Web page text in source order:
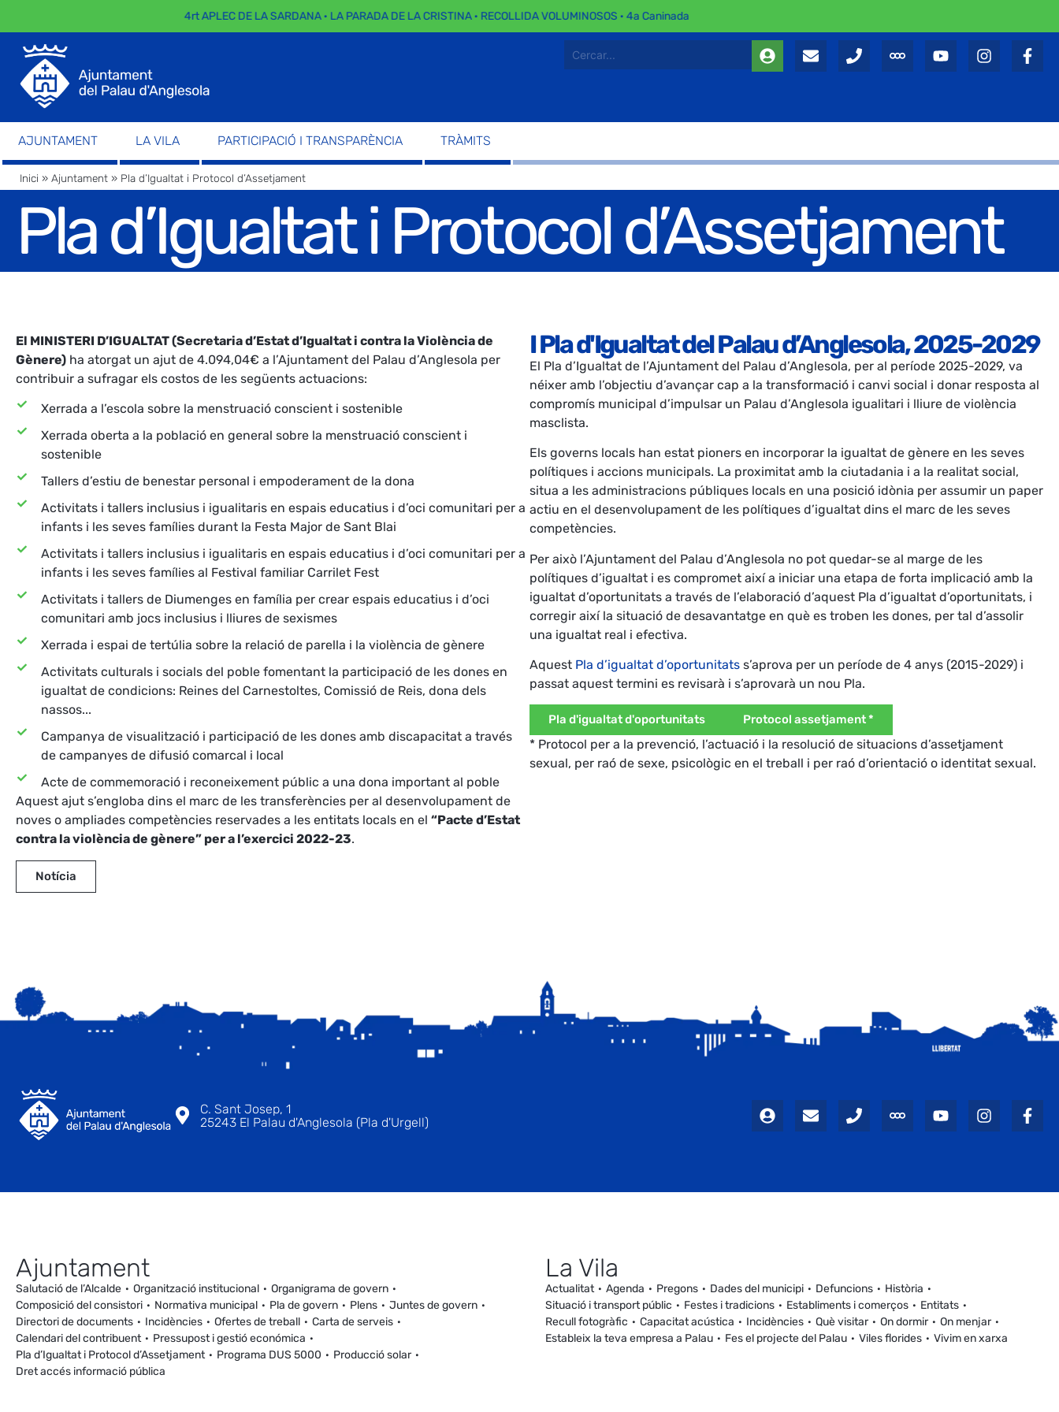
4rt APLEC DE LA SARDANA · LA PARADA DE LA CRISTINA · RECOLLIDA VOLUMINOSOS · 4a Caninada
AJUNTAMENT LA VILA PARTICIPACIÓ I TRANSPARÈNCIA TRÀMITS
Inici » Ajuntament » Pla d’Igualtat i Protocol d’Assetjament
Pla d’Igualtat i Protocol d’Assetjament
El MINISTERI D’IGUALTAT (Secretaria d’Estat d’Igualtat i contra la Violència de
Gènere) ha atorgat un ajut de 4.094,04€ a l’Ajuntament del Palau d’Anglesola per
contribuir a sufragar els costos de les següents actuacions:
Xerrada a l’escola sobre la menstruació conscient i sostenible
Xerrada oberta a la població en general sobre la menstruació conscient i
sostenible
Tallers d’estiu de benestar personal i empoderament de la dona
Activitats i tallers inclusius i igualitaris en espais educatius i d’oci comunitari per a
infants i les seves famílies durant la Festa Major de Sant Blai
Activitats i tallers inclusius i igualitaris en espais educatius i d’oci comunitari per a
infants i les seves famílies al Festival familiar Carrilet Fest
Activitats i tallers de Diumenges en família per crear espais educatius i d’oci
comunitari amb jocs inclusius i lliures de sexismes
Xerrada i espai de tertúlia sobre la relació de parella i la violència de gènere
Activitats culturals i socials del poble fomentant la participació de les dones en
igualtat de condicions: Reines del Carnestoltes, Comissió de Reis, dona dels
nassos...
Campanya de visualització i participació de les dones amb discapacitat a través
de campanyes de difusió comarcal i local
Acte de commemoració i reconeixement públic a una dona important al poble
Aquest ajut s’engloba dins el marc de les transferències per al desenvolupament de
noves o ampliades competències reservades a les entitats locals en el “Pacte d’Estat
contra la violència de gènere” per a l’exercici 2022-23.
Notícia
I Pla d'Igualtat del Palau d’Anglesola, 2025-2029
El Pla d’Igualtat de l’Ajuntament del Palau d’Anglesola, per al període 2025-2029, va
néixer amb l’objectiu d’avançar cap a la transformació i canvi social i donar resposta al
compromís municipal d’impulsar un Palau d’Anglesola igualitari i lliure de violència
masclista.
Els governs locals han estat pioners en incorporar la igualtat de gènere en les seves
polítiques i accions municipals. La proximitat amb la ciutadania i a la realitat social,
situa a les administracions públiques locals en una posició idònia per assumir un paper
actiu en el desenvolupament de les polítiques d’igualtat dins el marc de les seves
competències.
Per això l’Ajuntament del Palau d’Anglesola no pot quedar-se al marge de les
polítiques d’igualtat i es compromet així a iniciar una etapa de forta implicació amb la
igualtat d’oportunitats a través de l’elaboració d’aquest Pla d’igualtat d’oportunitats, i
corregir així la situació de desavantatge en què es troben les dones, per tal d’assolir
una igualtat real i efectiva.
Aquest Pla d’igualtat d’oportunitats s’aprova per un període de 4 anys (2015-2029) i
passat aquest termini es revisarà i s’aprovarà un nou Pla.
Pla d'igualtat d'oportunitats Protocol assetjament *
* Protocol per a la prevenció, l’actuació i la resolució de situacions d’assetjament
sexual, per raó de sexe, psicològic en el treball i per raó d’orientació o identitat sexual.
C. Sant Josep, 1
25243 El Palau d'Anglesola (Pla d'Urgell)
Ajuntament
Salutació de l’Alcalde Organització institucional
Organigrama de govern
Composició del consistori
Normativa municipal Pla de govern Plens
Juntes de govern
Directori de documents
Incidències Ofertes de treball
Carta de serveis
Calendari del contribuent
Pressupost i gestió económica
Pla d’Igualtat i Protocol d’Assetjament
Programa DUS 5000
Producció solar
Dret accés informació pública
La Vila
Actualitat Agenda Pregons Dades del municipi Defuncions
Història
Situació i transport públic
Festes i tradicions Establiments i comerços
Entitats
Recull fotogràfic
Capacitat acústica Incidències Què visitar On dormir
On menjar
Estableix la teva empresa a Palau
Fes el projecte del Palau Viles florides Vivim en xarxa